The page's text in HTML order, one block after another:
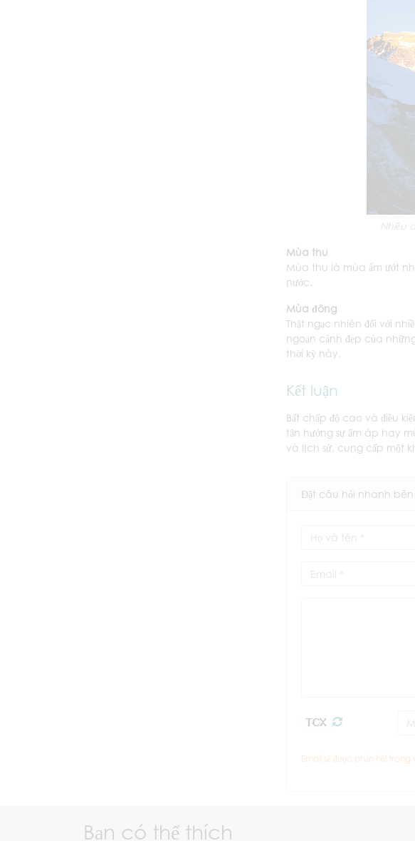
Nhiều
Mùa thu
Mùa thu là mùa ẩm ướt
nước.
Mùa đông
Thật ngạc nhiên đối với
ngoạn cảnh đẹp của
thời kỳ này.
Kết luận
Bất chấp độ cao và điều
tận hưởng sự ấm áp hay
và lịch sử, cung cấp một
Đặt câu hỏi nhanh bên
Email sẽ được phản hồi trong
Bạn có thể thích